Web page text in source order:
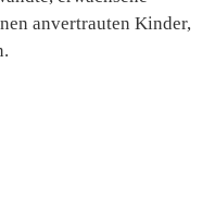
anvertrauten Kinder,